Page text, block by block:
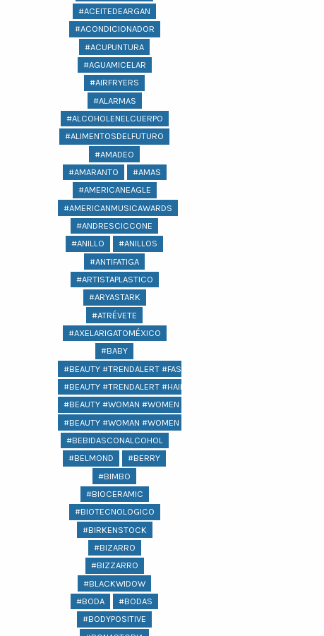
#ACEITEDEARGAN
#ACONDICIONADOR
#ACUPUNTURA
#AGUAMICELAR
#AIRFRYERS
#ALARMAS
#ALCOHOLENELCUERPO
#ALIMENTOSDELFUTURO
#AMADEO
#AMARANTO
#AMAS
#AMERICANEAGLE
#AMERICANMUSICAWARDS
#ANDRESCICCONE
#ANILLO
#ANILLOS
#ANTIFATIGA
#ARTISTAPLASTICO
#ARYASTARK
#ATRÉVETE
#AXELARIGATOMÉXICO
#BABY
#BEAUTY #TRENDALERT #FASHION
#BEAUTY #TRENDALERT #HAIR #FASHION
#BEAUTY #WOMAN #WOMEN @LIFESTYLE #
#BEAUTY #WOMAN #WOMEN #LIFESTYLE #COMPRAS
#BEBIDASCONALCOHOL
#BELMOND
#BERRY
#BIMBO
#BIOCERAMIC
#BIOTECNOLOGICO
#BIRKENSTOCK
#BIZARRO
#BIZZARRO
#BLACKWIDOW
#BODA
#BODAS
#BODYPOSITIVE